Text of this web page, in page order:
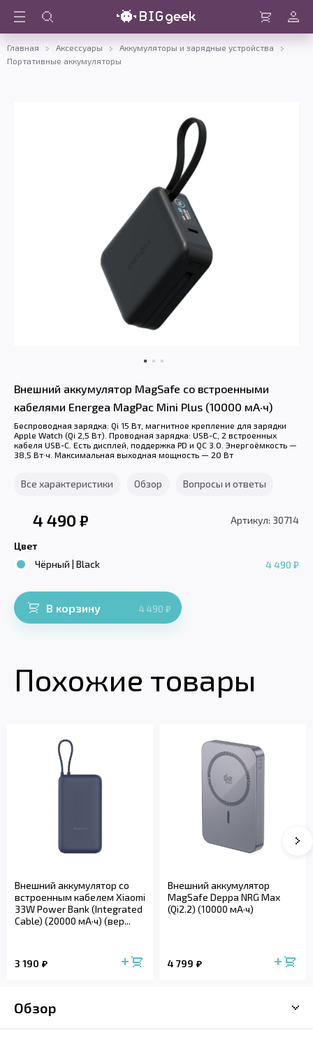
Войти
Главная Аксессуары
Аккумуляторы и зарядные устройства
Портативные аккумуляторы
Внешний аккумулятор MagSafe со встроенными
кабелями Energea MagPac Mini Plus (10000 мА·ч)
Беспроводная зарядка: Qi 15 Вт, магнитное крепление для зарядки
Apple Watch (Qi 2,5 Вт). Проводная зарядка: USB-C, 2 встроенных
кабеля USB-C. Есть дисплей, поддержка PD и QC 3.0. Энергоёмкость —
38,5 Вт·ч. Максимальная выходная мощность — 20 Вт
Все характеристики Обзор Вопросы и ответы
4 490 ₽ Артикул: 30714
Цвет
Чёрный | Black
4 490 ₽
В корзину 4 490 ₽
Похожие товары
Внешний аккумулятор со
встроенным кабелем Xiaomi
33W Power Bank (Integrated
Cable) (20000 мА·ч) (вер...
3 190
Внешний аккумулятор
MagSafe Deppa NRG Max
(Qi2.2) (10000 мА·ч)
4 799
Обзор